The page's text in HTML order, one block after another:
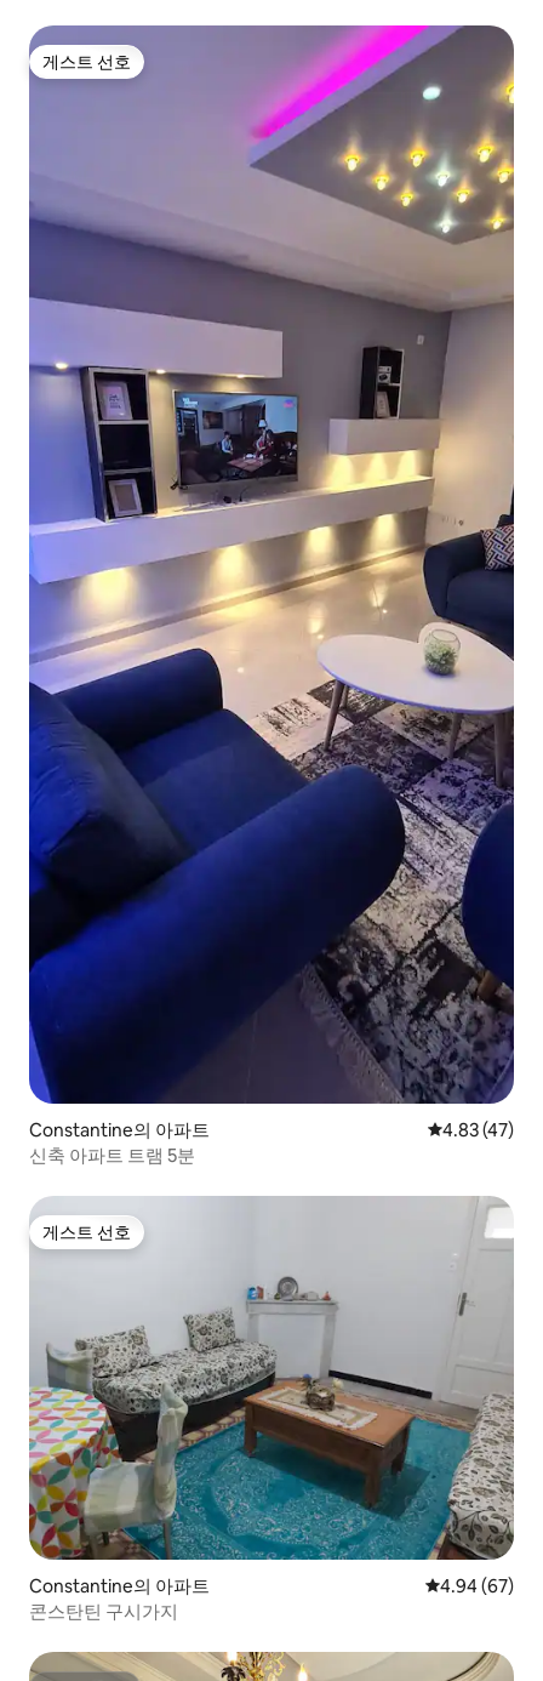
게스트 선호
게스트 선호
Constantine의 아파트 평점 4.83점
4.83 (47)
신축 아파트 트램 5분
게스트 선호
게스트 선호
Constantine의 아파트 평점 4.94점(5
4.94 (67)
콘스탄틴 구시가지